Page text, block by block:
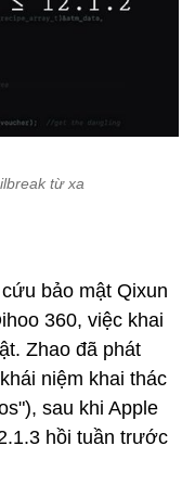
từ xa
bảo mật Qixun
360, việc khai
Zhao đã phát
niệm khai thác
sau khi Apple
hồi tuần trước